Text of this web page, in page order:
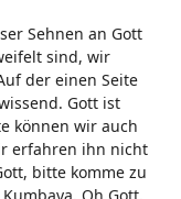
Sehnen an Gott
sind, wir
der einen Seite
Gott ist
können wir auch
erfahren ihn nicht
bitte komme zu